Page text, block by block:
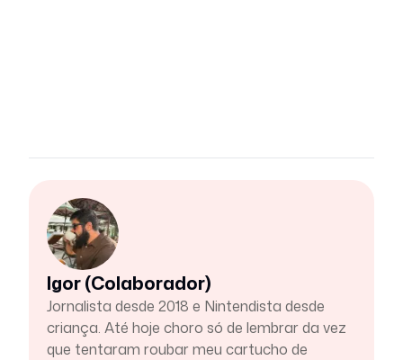
Igor (Colaborador)
Jornalista desde 2018 e Nintendista desde
criança. Até hoje choro só de lembrar da vez
que tentaram roubar meu cartucho de